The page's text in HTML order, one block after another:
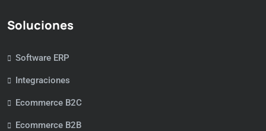
Soluciones
Software ERP
Integraciones
Ecommerce B2C
Ecommerce B2B